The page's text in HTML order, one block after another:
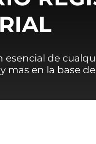
esencial de
mas en la base